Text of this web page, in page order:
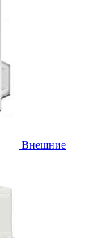
Внешние